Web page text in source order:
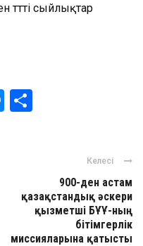
сыйлықтар
Messenger
Келесі
900-ден астам
қазақстандық әскери
қызметші БҰҰ-ның
бітімгерлік
миссияларына қатысты